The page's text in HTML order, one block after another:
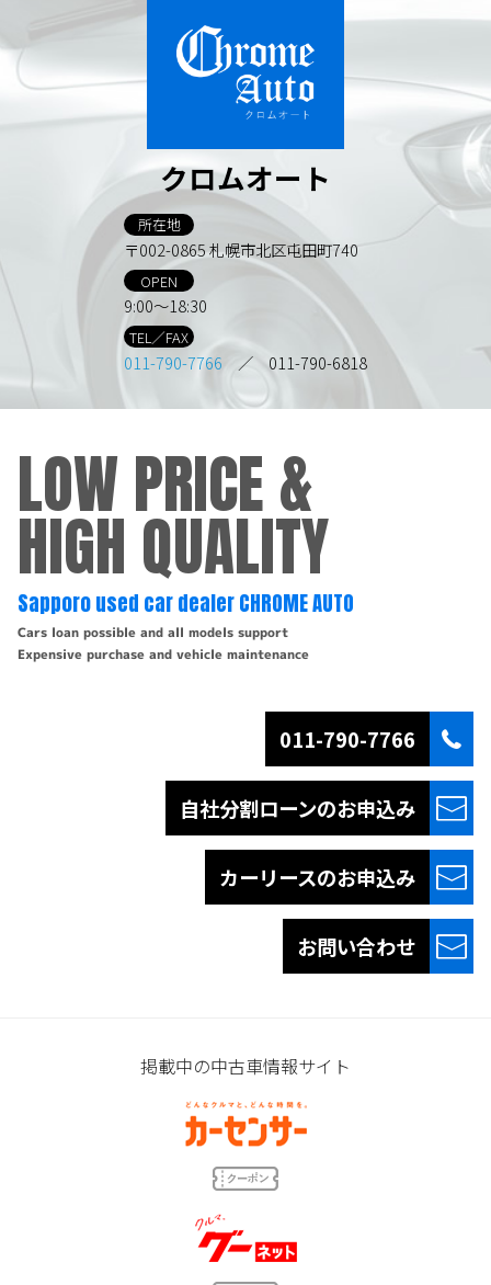
クロムオート
所在地
〒002-0865 札幌市北区屯田町740
OPEN
9:00～18:30
TEL／FAX
011-790-7766 ／ 011-790-6818
LOW PRICE &
HIGH QUALITY
Sapporo used car dealer CHROME AUTO
Cars loan possible and all models support
Expensive purchase and vehicle maintenance
011-790-7766
自社分割ローンのお申込み
カーリースのお申込み
お問い合わせ
掲載中の中古車情報サイト